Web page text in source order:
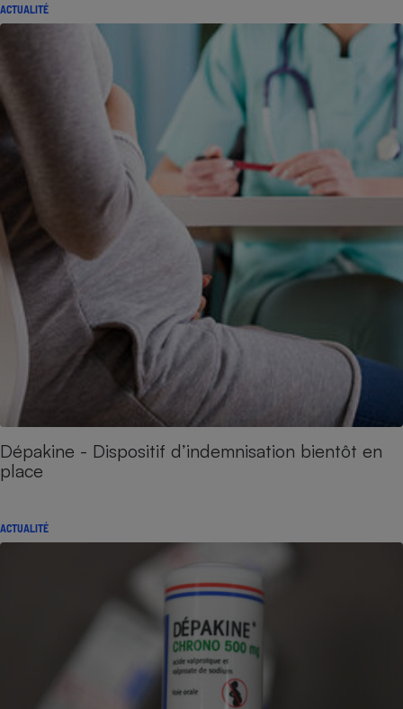
ACTUALITÉ
Dépakine - Dispositif d’indemnisation bientôt en
place
ACTUALITÉ